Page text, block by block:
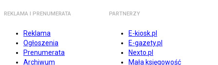
REKLAMA I PRENUMERATA
Reklama
Ogłoszenia
Prenumerata
Archiwum
PARTNERZY
E-kiosk.pl
E-gazety.pl
Nexto.pl
Mała księgowość